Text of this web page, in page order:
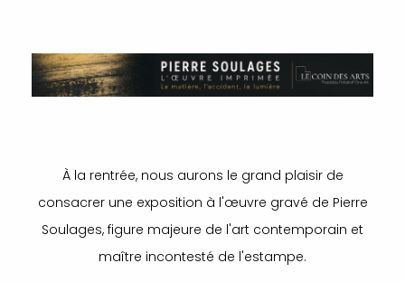
À la rentrée, nous aurons le grand plaisir de
consacrer une exposition à l'œuvre gravé de Pierre
Soulages, figure majeure de l'art contemporain et
maître incontesté de l'estampe.